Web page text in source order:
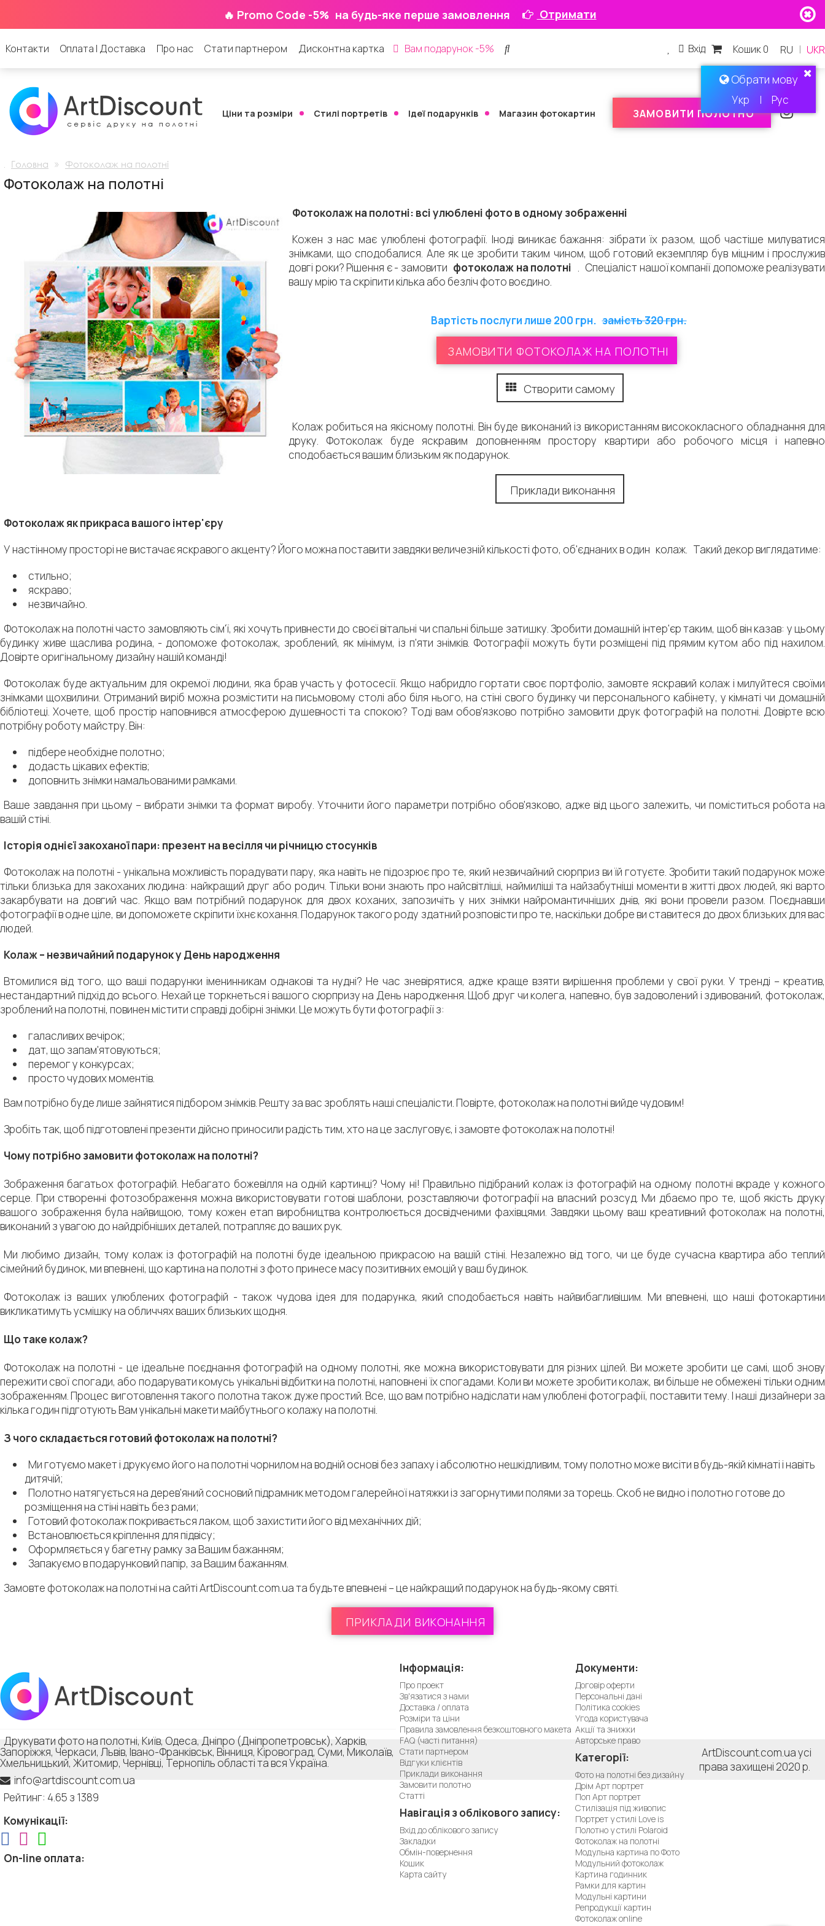
🔥 Promo Code -5% на будь-яке перше замовлення Отримати
Обрати мову
Укр | Рус
Контакти Оплата | Доставка Про нас Стати партнером Дисконтна картка Вам подарунок -5% RU | UKR
Кошик 0
Вхід
Ціни та розміри Стилі портретів Ідеї ​​подарунків Магазин фотокартин ЗАМОВИТИ ПОЛОТНО
. Головна » Фотоколаж на полотні
Фотоколаж на полотні
Фотоколаж на полотні: всі улюблені фото в одному зображенні
Кожен з нас має улюблені фотографії. Іноді виникає бажання: зібрати їх разом, щоб частіше милуватися
знімками, що сподобалися. Але як це зробити таким чином, щоб готовий екземпляр був міцним і прослужив
довгі роки? Рішення є - замовити фотоколаж на полотні . Спеціаліст нашої компанії допоможе реалізувати
вашу мрію та скріпити кілька або безліч фото воєдино.
Вартість послуги лише 200 грн. замість 320 грн.
ЗАМОВИТИ ФОТОКОЛАЖ НА ПОЛОТНІ
Створити самому
Колаж робиться на якісному полотні. Він буде виконаний із використанням висококласного обладнання для
друку. Фотоколаж буде яскравим доповненням простору квартири або робочого місця і напевно
сподобається вашим близьким як подарунок.
Приклади виконання
Фотоколаж як прикраса вашого інтер'єру
У настінному просторі не вистачає яскравого акценту? Його можна поставити завдяки величезній кількості фото, об'єднаних в один колаж. Такий декор виглядатиме:
стильно;
яскраво;
незвичайно.
Фотоколаж на полотні часто замовляють сім'ї, які хочуть привнести до своєї вітальні чи спальні більше затишку. Зробити домашній інтер'єр таким, щоб він казав: у цьому
будинку живе щаслива родина, - допоможе фотоколаж, зроблений, як мінімум, із п'яти знімків. Фотографії можуть бути розміщені під прямим кутом або під нахилом.
Довірте оригінальному дизайну нашій команді!
Фотоколаж буде актуальним для окремої людини, яка брав участь у фотосесії. Якщо набридло гортати своє портфоліо, замовте яскравий колаж і милуйтеся своїми
знімками щохвилини. Отриманий виріб можна розмістити на письмовому столі або біля нього, на стіні свого будинку чи персонального кабінету, у кімнаті чи домашній
бібліотеці. Хочете, щоб простір наповнився атмосферою душевності та спокою? Тоді вам обов'язково потрібно замовити друк фотографій на полотні. Довірте всю
потрібну роботу майстру. Він:
підбере необхідне полотно;
додасть цікавих ефектів;
доповнить знімки намальованими рамками.
Ваше завдання при цьому – вибрати знімки та формат виробу. Уточнити його параметри потрібно обов'язково, адже від цього залежить, чи поміститься робота на
вашій стіні.
Історія однієї закоханої пари: презент на весілля чи річницю стосунків
Фотоколаж на полотні - унікальна можливість порадувати пару, яка навіть не підозрює про те, який незвичайний сюрприз ви їй готуєте. Зробити такий подарунок може
тільки близька для закоханих людина: найкращий друг або родич. Тільки вони знають про найсвітліші, наймиліші та найзабутніші моменти в житті двох людей, які варто
закарбувати на довгий час. Якщо вам потрібний подарунок для двох коханих, запозичіть у них знімки найромантичніших днів, які вони провели разом. Поєднавши
фотографії в одне ціле, ви допоможете скріпити їхнє кохання. Подарунок такого роду здатний розповісти про те, наскільки добре ви ставитеся до двох близьких для вас
людей.
Колаж – незвичайний подарунок у День народження
Втомилися від того, що ваші подарунки іменинникам однакові та нудні? Не час зневірятися, адже краще взяти вирішення проблеми у свої руки. У тренді – креатив,
нестандартний підхід до всього. Нехай це торкнеться і вашого сюрпризу на День народження. Щоб друг чи колега, напевно, був задоволений і здивований, фотоколаж,
зроблений на полотні, повинен містити справді добірні знімки. Це можуть бути фотографії з:
галасливих вечірок;
дат, що запам'ятовуються;
перемог у конкурсах;
просто чудових моментів.
Вам потрібно буде лише зайнятися підбором знімків. Решту за вас зроблять наші спеціалісти. Повірте, фотоколаж на полотні вийде чудовим!
Зробіть так, щоб підготовлені презенти дійсно приносили радість тим, хто на це заслуговує, і замовте фотоколаж на полотні!
Чому потрібно замовити фотоколаж на полотні?
Зображення багатьох фотографій. Небагато божевілля на одній картинці? Чому ні! Правильно підібраний колаж із фотографій на одному полотні вкраде у кожного
серце. При створенні фотозображення можна використовувати готові шаблони, розставляючи фотографії на власний розсуд. Ми дбаємо про те, щоб якість друку
вашого зображення була найвищою, тому кожен етап виробництва контролюється досвідченими фахівцями. Завдяки цьому ваш креативний фотоколаж на полотні,
виконаний з увагою до найдрібніших деталей, потрапляє до ваших рук.
Ми любимо дизайн, тому колаж із фотографій на полотні буде ідеальною прикрасою на вашій стіні. Незалежно від того, чи це буде сучасна квартира або теплий
сімейний будинок, ми впевнені, що картина на полотні з фото принесе масу позитивних емоцій у ваш будинок.
Фотоколаж із ваших улюблених фотографій - також чудова ідея для подарунка, який сподобається навіть найвибагливішим. Ми впевнені, що наші фотокартини
викликатимуть усмішку на обличчях ваших близьких щодня.
Що таке колаж?
Фотоколаж на полотні - це ідеальне поєднання фотографій на одному полотні, яке можна використовувати для різних цілей. Ви можете зробити це самі, щоб знову
пережити свої спогади, або подарувати комусь унікальні відбитки на полотні, наповнені їх спогадами. Коли ви можете зробити колаж, ви більше не обмежені тільки одним
зображенням. Процес виготовлення такого полотна також дуже простий. Все, що вам потрібно надіслати нам улюблені фотографії, поставити тему. І наші дизайнери за
кілька годин підготують Вам унікальні макети майбутнього колажу на полотні.
З чого складається готовий фотоколаж на полотні?
Ми готуємо макет і друкуємо його на полотні чорнилом на водній основі без запаху і абсолютно нешкідливим, тому полотно може висіти в будь-якій кімнаті і навіть
дитячій;
Полотно натягується на дерев'яний сосновий підрамник методом галерейної натяжки із загорнутими полями за торець. Скоб не видно і полотно готове до
розміщення на стіні навіть без рами;
Готовий фотоколаж покривається лаком, щоб захистити його від механічних дій;
Встановлюється кріплення для підвісу;
Оформляється у багетну рамку за Вашим бажанням;
Запакуємо в подарунковий папір, за Вашим бажанням.
Замовте фотоколаж на полотні на сайті ArtDiscount.com.ua та будьте впевнені – це найкращий подарунок на будь-якому святі.
ПРИКЛАДИ ВИКОНАННЯ
Друкувати фото на полотні, Київ, Одеса, Дніпро (Дніпропетровськ), Харків,
Запоріжжя, Черкаси, Львів, Івано-Франківськ, Вінниця, Кіровоград, Суми, Миколаїв,
Хмельницький, Житомир, Чернівці, Тернопіль області та вся Україна.
info@artdiscount.com.ua
Рейтинг: 4.65 з 1389
Комунікації:
On-line оплата:
Інформація:
Про проект
Зв'язатися з нами
Доставка / оплата
Розміри та ціни
Правила замовлення безкоштовного макета
FAQ (часті питання)
Стати партнером
Відгуки клієнтів
Приклади виконання
Замовити полотно
Статті
Навігація з облікового запису:
Вхід до облікового запису
Закладки
Обмін-повернення
Кошик
Карта сайту
Документи:
Договір оферти
Персональні дані
Політика cookies
Угода користувача
Акції та знижки
Авторське право
Категорії:
Фото на полотні без дизайну
Дрім Арт портрет
Поп Арт портрет
Стилізація під живопис
Портрет у стилі Love is
Полотно у стилі Polaroid
Фотоколаж на полотні
Модульна картина по Фото
Модульний фотоколаж
Картина годинник
Рамки для картин
Модульні картини
Репродукції картин
Фотоколаж online
ArtDiscount.com.ua усі
права захищені 2020 р.